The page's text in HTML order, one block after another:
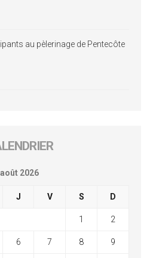
au pèlerinage de Pentecôte
août 2026
J V S D
1 2
6 7 8 9